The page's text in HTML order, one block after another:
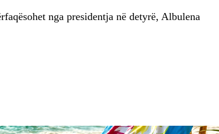
nga presidentja në detyrë, Albulena